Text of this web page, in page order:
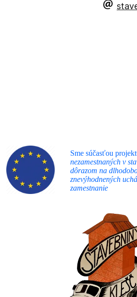
Sme súčasťou
nezamestnaných v
dôrazom na
znevýhodnených
zamestnanie